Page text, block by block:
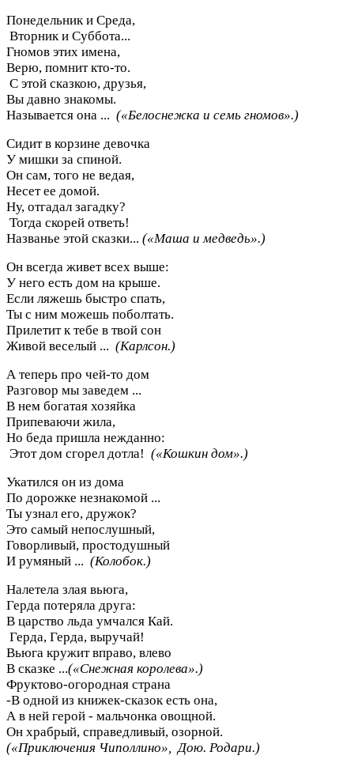
Понедельник и Среда,
Вторник и Суббота...
Гномов этих имена,
Верю, помнит кто-то.
С этой сказкою, друзья,
Вы давно знакомы.
Называется она ... («Белоснежка и семь гномов».)
Сидит в корзине девочка
У мишки за спиной.
Он сам, того не ведая,
Несет ее домой.
Ну, отгадал загадку?
Тогда скорей ответь!
Названье этой сказки... («Маша и медведь».)
Он всегда живет всех выше:
У него есть дом на крыше.
Если ляжешь быстро спать,
Ты с ним можешь поболтать.
Прилетит к тебе в твой сон
Живой веселый ... (Карлсон.)
А теперь про чей-то дом
Разговор мы заведем ...
В нем богатая хозяйка
Припеваючи жила,
Но беда пришла нежданно:
Этот дом сгорел дотла! («Кошкин дом».)
Укатился он из дома
По дорожке незнакомой ...
Ты узнал его, дружок?
Это самый непослушный,
Говорливый, простодушный
И румяный ... (Колобок.)
Налетела злая вьюга,
Герда потеряла друга:
В царство льда умчался Кай.
Герда, Герда, выручай!
Вьюга кружит вправо, влево
В сказке ...(«Снежная королева».)
Фруктово-огородная страна
-В одной из книжек-сказок есть она,
А в ней герой - мальчонка овощной.
Он храбрый, справедливый, озорной.
(«Приключения Чиполлино», Дою. Родари.)